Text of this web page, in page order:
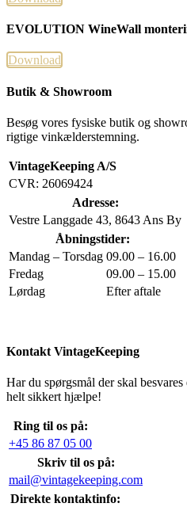
EVOLUTION WineWall
Download
Butik & Showroom
Besøg vores fysiske butik og
rigtige vinkælderstemning.
VintageKeeping A/S
CVR: 26069424
Adresse:
Vestre Langgade 43, 8643 Ans By
Åbningstider:
Mandag – Torsdag 09.00 – 16.00
Fredag
09.00 – 15.00
Lørdag
Efter aftale
Kontakt VintageKeeping
Har du spørgsmål der skal
helt sikkert hjælpe!
Ring til os på:
+45 86 87 05 00
Skriv til os på:
mail@vintagekeeping.com
Direkte kontaktinfo: